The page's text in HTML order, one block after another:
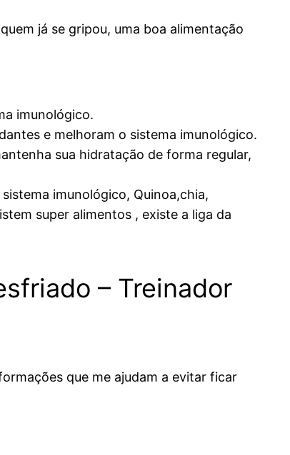
já se gripou, uma boa alimentação
imunológico.
e melhoram o sistema imunológico.
sua hidratação de forma regular,
imunológico, Quinoa,chia,
super alimentos , existe a liga da
– Treinador
que me ajudam a evitar ficar